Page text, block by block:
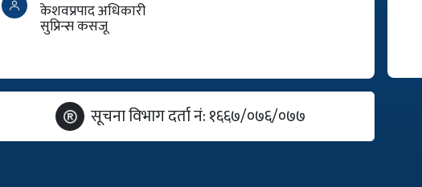
केशवप्रपाद अधिकारी
सुप्रिन्स कसजू
सूचना विभाग दर्ता नं: १६६७/०७६/०७७